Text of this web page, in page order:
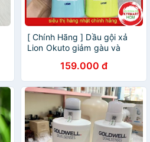
[ Chính Hãng ] Dầu gội xả
Lion Okuto giảm gàu và
159.000 đ